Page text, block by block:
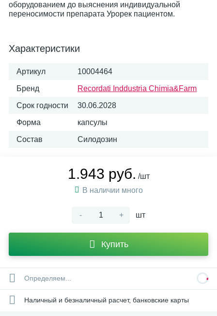
оборудованием до выяснения индивидуальной
переносимости препарата Урорек пациентом.
Характеристики
Артикул 10004464
Бренд Recordati Inddustria Chimia&Farm
Срок годности 30.06.2028
Форма капсулы
Состав Силодозин
1.943 руб. /шт
В наличии много
- + шт
Купить
Определяем...
Наличный и безналичный расчет, банковские карты